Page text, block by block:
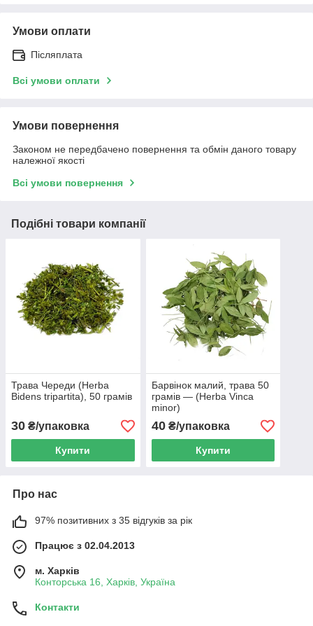
Умови оплати
Післяплата
Всі умови оплати
Умови повернення
Законом не передбачено повернення та обмін даного товару
належної якості
Всі умови повернення
Подібні товари компанії
Трава Череди (Herba
Bidens tripartita), 50 грамів
30 ₴/упаковка
Купити
Барвінок малий, трава 50
грамів — (Herba Vinca
minor)
40₴/упаковка
Купити
Про нас
97% позитивних з 35 відгуків за рік
Працює з 02.04.2013
м. Харків
Конторська 16, Харків, Україна
Контакти